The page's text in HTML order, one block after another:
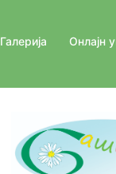
Галерија Онлајн